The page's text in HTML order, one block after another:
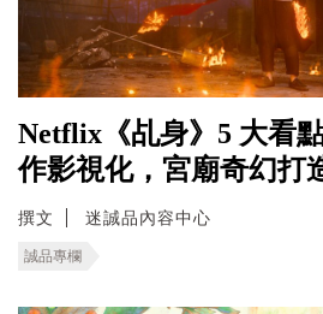
Netflix《乩身》5 大看
作影視化，宮廟奇幻打
撰文 迷誠品內容中心
誠品專欄